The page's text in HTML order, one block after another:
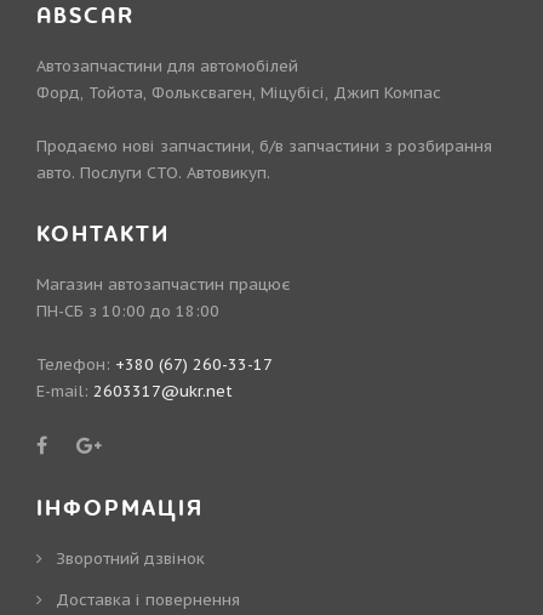
ABSCAR
Автозапчастини для автомобілей
Форд, Тойота, Фольксваген, Міцубісі, Джип Компас
Продаємо нові запчастини, б/в запчастини з розбирання
авто. Послуги СТО. Автовикуп.
КОНТАКТИ
Магазин автозапчастин працює
ПН-СБ з 10:00 до 18:00
Телефон: +380 (67) 260-33-17
E-mail: 2603317@ukr.net
ІНФОРМАЦІЯ
Зворотний дзвінок
Доставка і повернення